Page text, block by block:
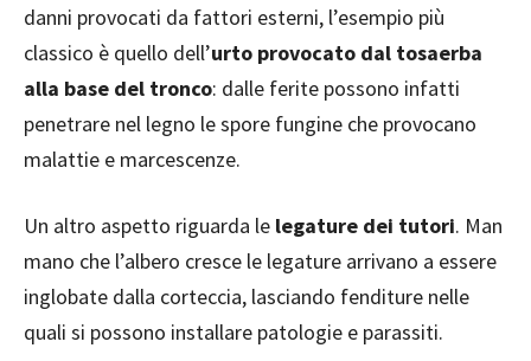
danni provocati da fattori esterni, l’esempio più
classico è quello dell’urto provocato dal tosaerba
alla base del tronco: dalle ferite possono infatti
penetrare nel legno le spore fungine che provocano
malattie e marcescenze.
Un altro aspetto riguarda le legature dei tutori. Man
mano che l’albero cresce le legature arrivano a essere
inglobate dalla corteccia, lasciando fenditure nelle
quali si possono installare patologie e parassiti.